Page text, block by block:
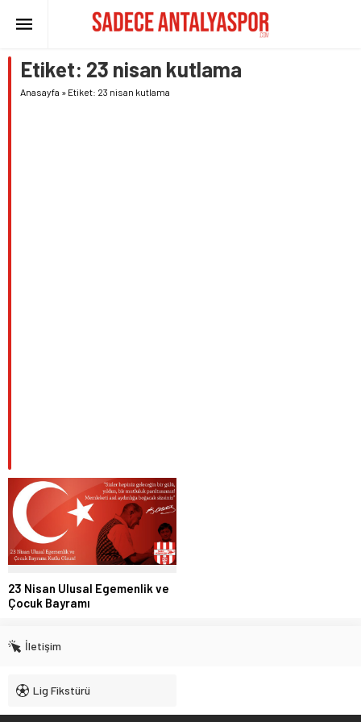
Etiket: 23 nisan kutlama
Anasayfa » Etiket: 23 nisan kutlama
23 Nisan Ulusal Egemenlik ve
Çocuk Bayramı
İletişim
Lig Fikstürü